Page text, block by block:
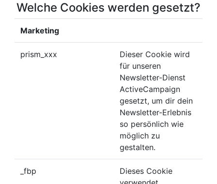
Welche Cookies werden gesetzt?
Marketing
prism_xxx
Dieser Cookie wird
für unseren
Newsletter-Dienst
ActiveCampaign
gesetzt, um dir dein
Newsletter-Erlebnis
so persönlich wie
möglich zu
gestalten.
_fbp
Dieses Cookie